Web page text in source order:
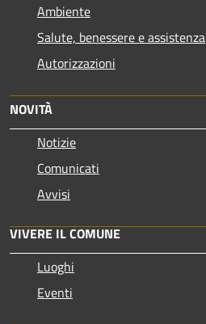
Ambiente
Salute, benessere e assistenza
Autorizzazioni
NOVITÀ
Notizie
Comunicati
Avvisi
VIVERE IL COMUNE
Luoghi
Eventi